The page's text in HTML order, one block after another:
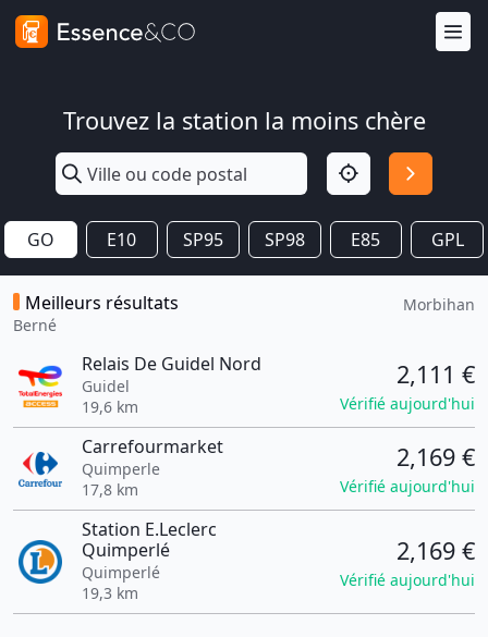
Trouvez la station la moins chère
GO E10 SP95 SP98 E85 GPL
Meilleurs résultats
Berné
Morbihan
Relais De Guidel Nord
Guidel
19,6 km
2,111 €
Vérifié aujourd'hui
Carrefourmarket
Quimperle
17,8 km
2,169 €
Vérifié aujourd'hui
Station E.Leclerc
Quimperlé
Quimperlé
19,3 km
2,169 €
Vérifié aujourd'hui